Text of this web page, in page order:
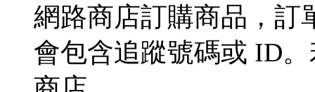
網路商店訂購商品，訂
會包含追蹤號碼或 ID